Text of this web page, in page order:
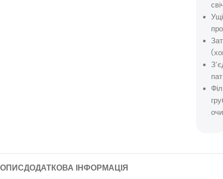
ОПИСДОДАТКОВА ІНФОРМАЦІЯ